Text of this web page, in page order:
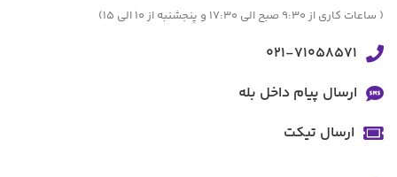
( ساعات کاری از 9:30 صبح الی 17:30 و پنجشنبه از 10 الی 15)
021-71058571
ارسال پیام داخل بله
ارسال تیکت